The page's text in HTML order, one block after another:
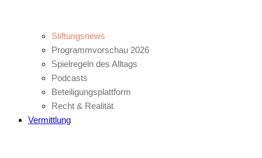
Stiftungsnews
Programmvorschau 2026
Spielregeln des Alltags
Podcasts
Beteiligungsplattform
Recht & Realität
Vermittlung